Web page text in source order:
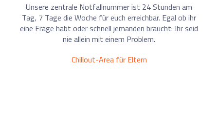
Unsere zentrale Notfallnummer ist 24 Stunden am
Tag, 7 Tage die Woche für euch erreichbar. Egal ob ihr
eine Frage habt oder schnell jemanden braucht: Ihr seid
nie allein mit einem Problem.
Chillout-Area für Eltern